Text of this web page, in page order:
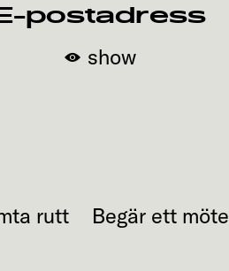
postadress
show
rutt Begär ett möte